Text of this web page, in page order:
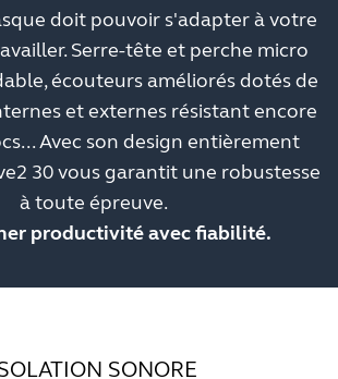
doit pouvoir s'adapter à votre
Serre-tête et perche micro
écouteurs améliorés dotés de
et externes résistant encore
Avec son design entièrement
30 vous garantit une robustesse
à toute épreuve.
productivité avec fiabilité.
SONORE